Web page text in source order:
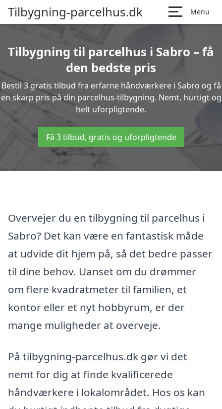
Tilbygning-parcelhus.dk Menu
Tilbygning til parcelhus i Sabro – få
den bedste pris
Bestil 3 gratis tilbud fra erfarne håndværkere i Sabro og få
en skarp pris på din parcelhus-tilbygning. Nemt, hurtigt og
helt uforpligtende.
Få 3 tilbud, gratis og uforpligtende
Overvejer du en tilbygning til parcelhus i
Sabro? Det kan være en fantastisk måde
at udvide dit hjem på, så det bedre passer
til dine behov. Uanset om du drømmer
om flere kvadratmeter til familien, et
kontor eller et nyt hobbyrum, er der
mange muligheder at overveje.
På tilbygning-parcelhus.dk gør vi det
nemt for dig at finde kvalificerede
håndværkere i lokalområdet. Hos os kan